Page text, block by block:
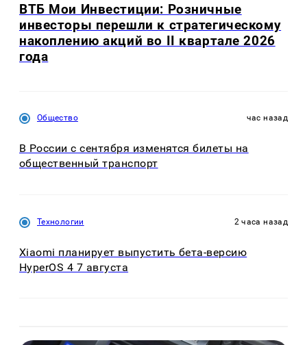
ВТБ Мои Инвестиции: Розничные
инвесторы перешли к стратегическому
накоплению акций во II квартале 2026
года
Общество час назад
В России с сентября изменятся билеты на
общественный транспорт
Технологии 2 часа назад
Xiaomi планирует выпустить бета-версию
HyperOS 4 7 августа